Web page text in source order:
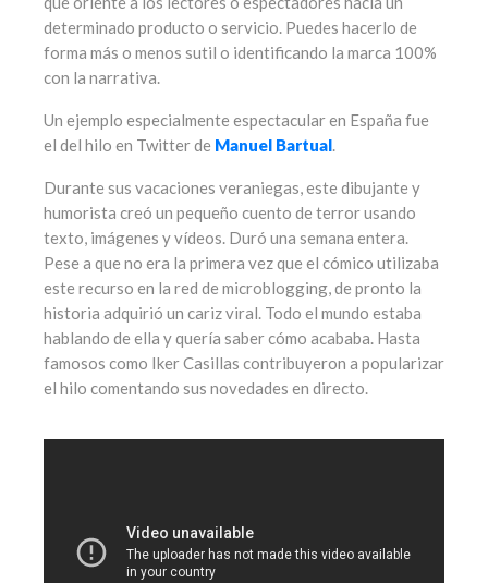
determinado producto o servicio. Puedes hacerlo de
forma más o menos sutil o identificando la marca 100%
con la narrativa.
Un ejemplo especialmente espectacular en España fue
el del hilo en Twitter de Manuel Bartual.
Durante sus vacaciones veraniegas, este dibujante y
humorista creó un pequeño cuento de terror usando
texto, imágenes y vídeos. Duró una semana entera.
Pese a que no era la primera vez que el cómico utilizaba
este recurso en la red de microblogging, de pronto la
historia adquirió un cariz viral. Todo el mundo estaba
hablando de ella y quería saber cómo acababa. Hasta
famosos como Iker Casillas contribuyeron a popularizar
el hilo comentando sus novedades en directo.